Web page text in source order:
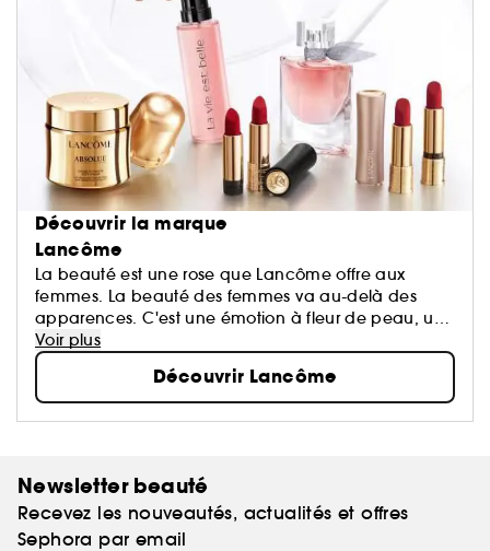
Découvrir la marque
Lancôme
La beauté est une rose que Lancôme offre aux
femmes. La beauté des femmes va au-delà des
apparences. C'est une émotion à fleur de peau, un
éveil de tous les sens, le reflet d'une harmonie entre
le cœur, le corps et l'esprit...
Voir plus
Découvrir Lancôme
Newsletter beauté
Recevez les nouveautés, actualités et offres
Sephora par email